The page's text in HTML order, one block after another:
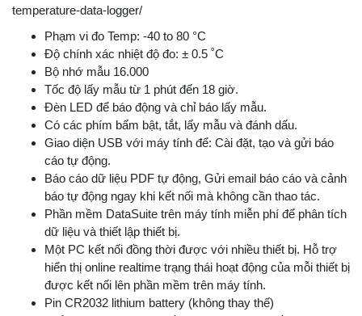
temperature-data-logger/
Phạm vi đo Temp: -40 to 80 °C
Độ chính xác nhiệt độ đo: ± 0.5 ˚C
Bộ nhớ mẫu 16.000
Tốc độ lấy mẫu từ 1 phút đến 18 giờ.
Đèn LED để báo động và chỉ báo lấy mẫu.
Có các phím bấm bật, tắt, lấy mẫu và đánh dấu.
Giao diện USB với máy tính để: Cài đặt, tạo và gửi báo
cáo tự động.
Báo cáo dữ liệu PDF tự động, Gửi email báo cáo và cảnh
báo tự động ngay khi kết nối mà không cần thao tác.
Phần mềm DataSuite trên máy tính miễn phí để phân tích
dữ liệu và thiết lập thiết bị.
Một PC kết nối đồng thời được với nhiều thiết bị. Hỗ trợ
hiển thị online realtime trạng thái hoạt động của mỗi thiết bị
được kết nối lên phần mềm trên máy tính.
Pin CR2032 lithium battery (không thay thế)